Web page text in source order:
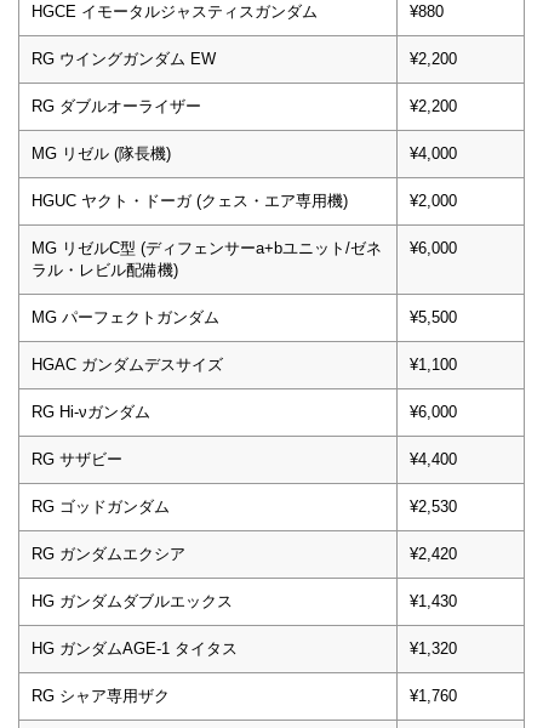
HGCE イモータルジャスティスガンダム ¥880
RG ウイングガンダム EW ¥2,200
RG ダブルオーライザー ¥2,200
MG リゼル (隊長機) ¥4,000
HGUC ヤクト・ドーガ (クェス・エア専用機) ¥2,000
MG リゼルC型 (ディフェンサーa+bユニット/ゼネ
ラル・レビル配備機)
¥6,000
MG パーフェクトガンダム ¥5,500
HGAC ガンダムデスサイズ ¥1,100
RG Hi-νガンダム ¥6,000
RG サザビー ¥4,400
RG ゴッドガンダム ¥2,530
RG ガンダムエクシア ¥2,420
HG ガンダムダブルエックス ¥1,430
HG ガンダムAGE-1 タイタス ¥1,320
RG シャア専用ザク ¥1,760